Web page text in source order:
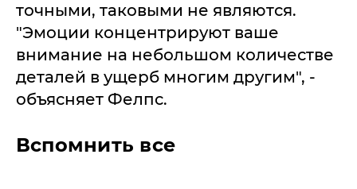
точными, таковыми не являются.
"Эмоции концентрируют ваше
внимание на небольшом количестве
деталей в ущерб многим другим", -
объясняет Фелпс.
Вспомнить все